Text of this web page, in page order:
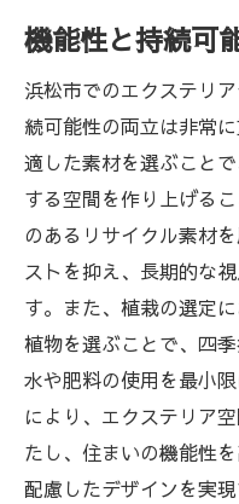
機能性と持続可
浜松市でのエクステリ
続可能性の両立は非常
適した素材を選ぶこと
する空間を作り上げる
のあるリサイクル素材
ストを抑え、長期的な
す。また、植栽の選定
植物を選ぶことで、四
水や肥料の使用を最小
により、エクステリア
たし、住まいの機能性
配慮したデザインを実現